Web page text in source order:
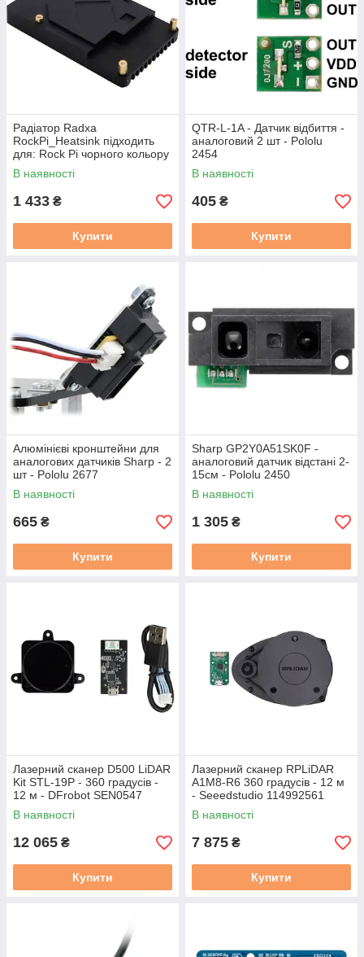
Радіатор Radxa
RockPi_Heatsink підходить
для: Rock Pi чорного кольору
В наявності
1 433 ₴
Купити
QTR-L-1A - Датчик відбиття -
аналоговий 2 шт - Pololu
2454
В наявності
405 ₴
Купити
Алюмінієві кронштейни для
аналогових датчиків Sharp - 2
шт - Pololu 2677
В наявності
665 ₴
Купити
Sharp GP2Y0A51SK0F -
аналоговий датчик відстані 2-
15см - Pololu 2450
В наявності
1 305 ₴
Купити
Лазерний сканер D500 LiDAR
Kit STL-19P - 360 градусів -
12 м - DFrobot SEN0547
В наявності
12 065 ₴
Купити
Лазерний сканер RPLiDAR
A1M8-R6 360 градусів - 12 м
- Seeedstudio 114992561
В наявності
7 875 ₴
Купити